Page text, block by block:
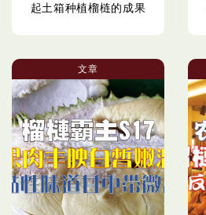
起土箱种植榴梿的成果
文章